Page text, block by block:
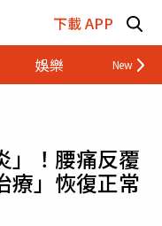
下載 APP
娛樂 財經
」！腰痛反覆
」恢復正常